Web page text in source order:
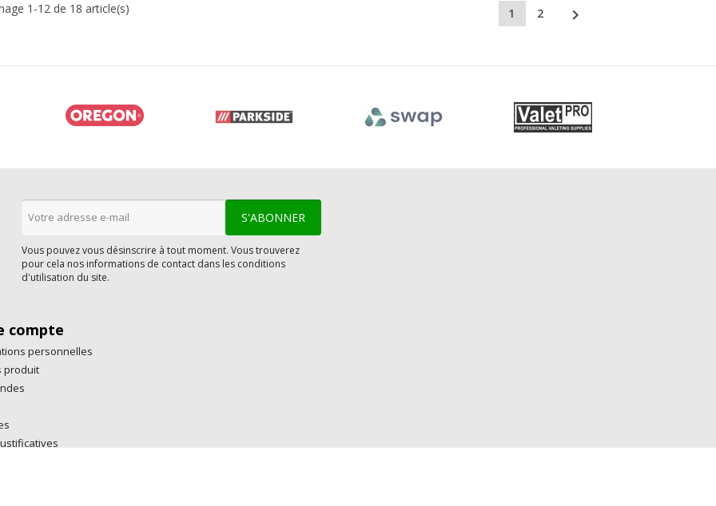
1-12 de 18 article(s) 1 2 
Vous pouvez vous désinscrire à tout moment. Vous trouverez
pour cela nos informations de contact dans les conditions
d'utilisation du site.
compte
personnelles
produit